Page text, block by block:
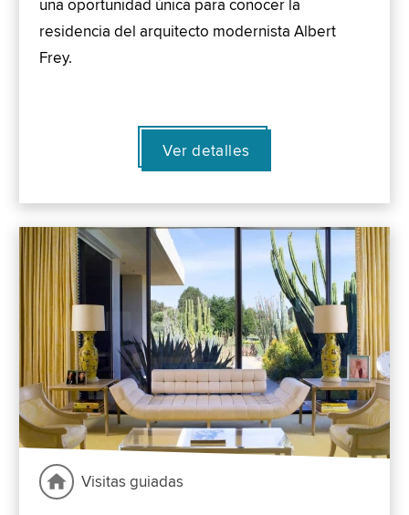
una oportunidad única para conocer la
residencia del arquitecto modernista Albert
Frey.
Ver detalles
Visitas guiadas